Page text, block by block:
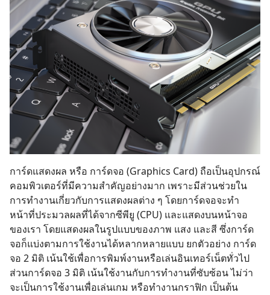
การ์ดแสดงผล หรือ การ์ดจอ (Graphics Card) ถือเป็นอุปกรณ์
คอมพิวเตอร์ที่มีความสำคัญอย่างมาก เพราะมีส่วนช่วยใน
การทำงานเกี่ยวกับการแสดงผลต่าง ๆ โดยการ์ดจอจะทำ
หน้าที่ประมวลผลที่ได้จากซีพียู (CPU) และแสดงบนหน้าจอ
ของเรา โดยแสดงผลในรูปแบบของภาพ แสง และสี ซึ่งการ์ด
จอก็แบ่งตามการใช้งานได้หลากหลายแบบ ยกตัวอย่าง การ์ด
จอ 2 มิติ เน้นใช้เพื่อการพิมพ์งานหรือเล่นอินเทอร์เน็ตทั่วไป
ส่วนการ์ดจอ 3 มิติ เน้นใช้งานกับการทำงานที่ซับซ้อน ไม่ว่า
จะเป็นการใช้งานเพื่อเล่นเกม หรือทำงานกราฟิก เป็นต้น